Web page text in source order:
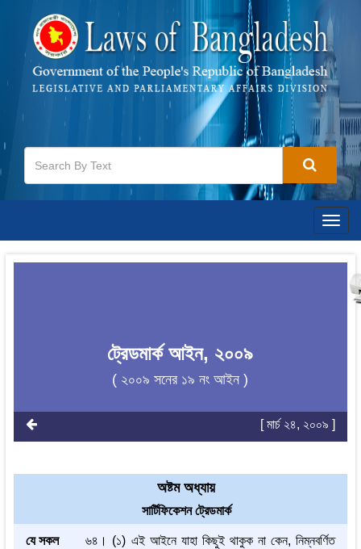
ট্রেডমার্ক আইন, ২০০৯
( ২০০৯ সনের ১৯ নং আইন )
[ মার্চ ২৪, ২০০৯ ]
অষ্টম অধ্যায়
সার্টিফিকেশন ট্রেডমার্ক
যে সকল
৬৪। (১) এই আইনে যাহা কিছুই থাকুক না কেন, নিম্নবর্ণিত